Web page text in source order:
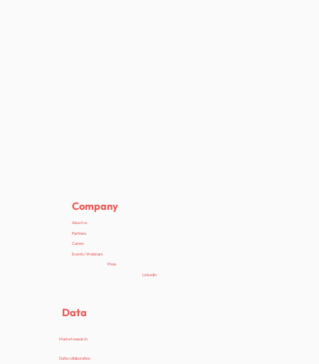
Company
About us
Partners
Career
Events / Webinars
Press
Linkedin
Data
Market research
Data collaboration